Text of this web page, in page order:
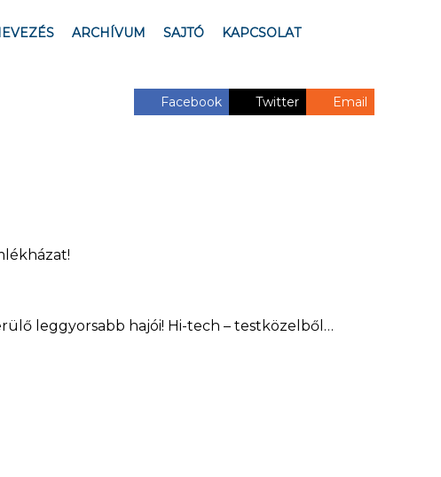
ARCHÍVUM SAJTÓ KAPCSOLAT
Facebook Twitter Email
leggyorsabb hajói! Hi-tech – testközelből…